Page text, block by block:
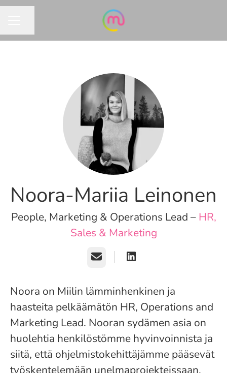
Noora-Mariia Leinonen
People, Marketing & Operations Lead – HR,
Sales & Marketing
Sähköposti
Noora on Miilin lämminhenkinen ja
haasteita pelkäämätön HR, Operations and
Marketing Lead. Nooran sydämen asia on
huolehtia henkilöstömme hyvinvoinnista ja
siitä, että ohjelmistokehittäjämme pääsevät
työskentelemään unelmaprojekteissaan.